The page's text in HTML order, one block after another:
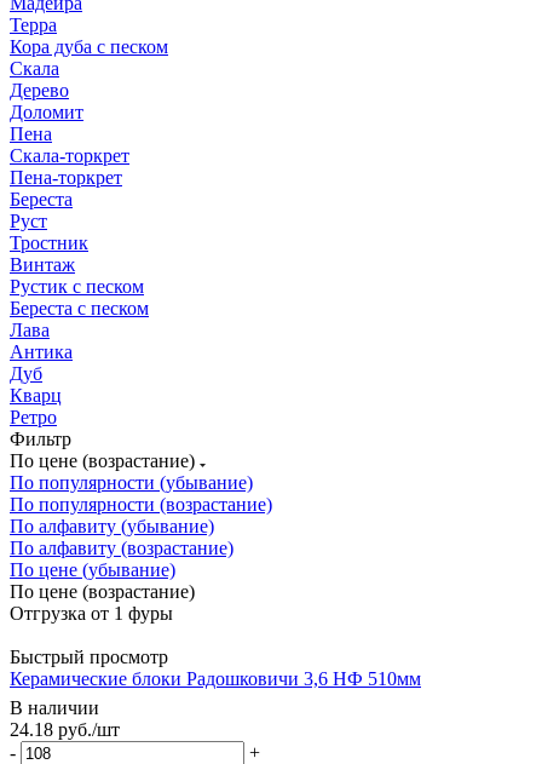
Терра
Кора дуба с песком
Скала
Дерево
Доломит
Пена
Скала-торкрет
Пена-торкрет
Береста
Руст
Тростник
Винтаж
Рустик с песком
Береста с песком
Лава
Антика
Дуб
Кварц
Ретро
Фильтр
По цене (возрастание)
По популярности (убывание)
По популярности (возрастание)
По алфавиту (убывание)
По алфавиту (возрастание)
По цене (убывание)
По цене (возрастание)
Быстрый просмотр
Керамические блоки Радошковичи 3,6 НФ 510мм
В наличии
24.18 руб./шт
-
+